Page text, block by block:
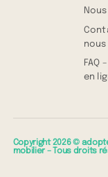
nous
FAQ
en
Copyright 2026 ©
mobilier – Tous droits